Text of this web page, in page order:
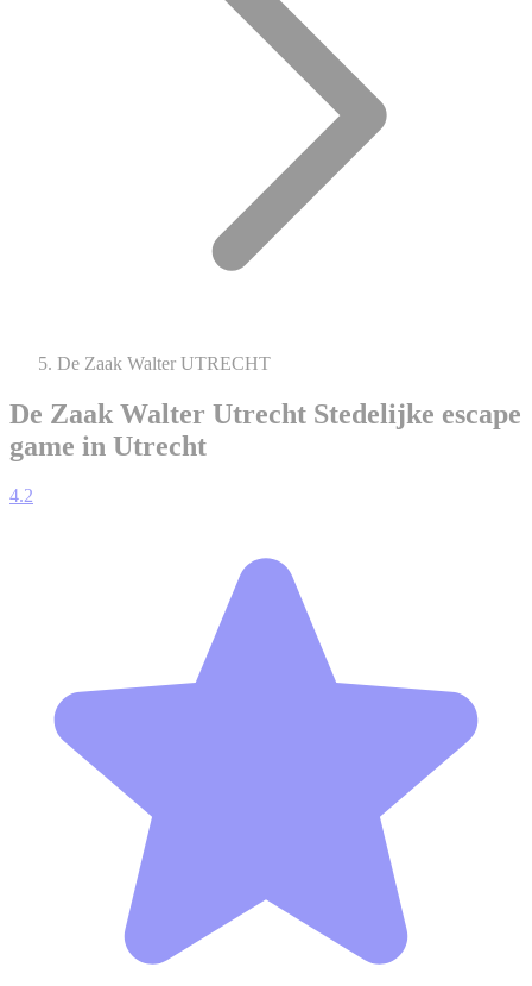
De Zaak Walter UTRECHT
De Zaak Walter Utrecht Stedelijke escape
game in Utrecht
4.2